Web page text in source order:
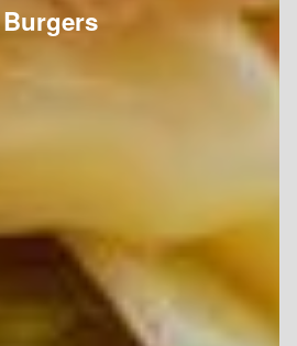
Burgers